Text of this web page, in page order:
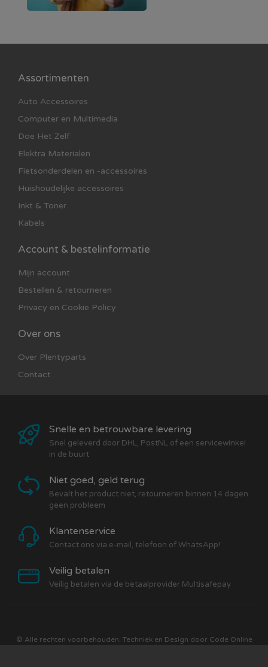
Assortimenten
Auto Accessoires
Computer en Multimedia
Doe Het Zelf
Elektra Materialen
Fietsonderdelen en -accessoires
Huishoudelijke accessoires
Inkt & Toner
Kabels
Account & bestelinformatie
Mijn account
Bestellen & retourneren
Privacy en Cookie Policy
Over ons
Over Plentyparts
Contact
Snelle en betrouwbare levering
Snel geleverd door DHL, PostNL of een servicewinkel
in de buurt
Niet goed, geld terug
Bevalt het product niet, retourneren binnen 14 dagen
geen probleem
Klantenservice
Contact ons via e-mail, telefoon of WhatsApp!
Veilig betalen
Veilig betalen via de betaalprovider Multisafepay
© Alle rechten voorbehouden. Techniek en Design door Code Online